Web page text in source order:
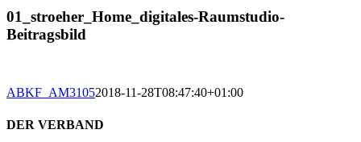
01_stroeher_Home_digitales-Raumstudio-
Beitragsbild
ABKF_AM31052018-11-28T08:47:40+01:00
DER VERBAND